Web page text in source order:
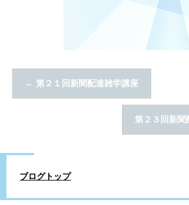
← 第２１回新聞配達雑学講座
第２３回新聞
ブログトップ